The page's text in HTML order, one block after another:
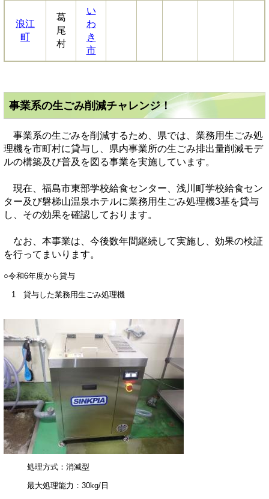
浪江
町
葛
尾
村
い
わ
き
市
事業系の生ごみ削減チャレンジ！
事業系の生ごみを削減するため、県では、業務用生ごみ処
理機を市町村に貸与し、県内事業所の生ごみ排出量削減モデ
ルの構築及び普及を図る事業を実施しています。
現在、福島市東部学校給食センター、浅川町学校給食セン
ター及び磐梯山温泉ホテルに業務用生ごみ処理機3基を貸与
し、その効果を確認しております。
なお、本事業は、今後数年間継続して実施し、効果の検証
を行ってまいります。
○令和6年度から貸与
1 貸与した業務用生ごみ処理機
処理方式：消滅型
最大処理能力：30kg/日